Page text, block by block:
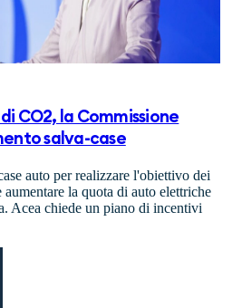
CO2, la Commissione
salva-case
auto per realizzare l'obiettivo dei
la quota di auto elettriche
Acea chiede un piano di incentivi